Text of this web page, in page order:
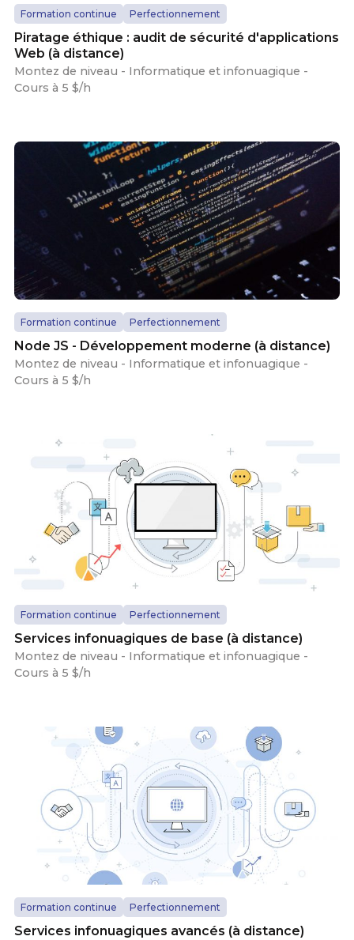
Formation continue Perfectionnement
Piratage éthique : audit de sécurité d'applications
Web (à distance)
Montez de niveau - Informatique et infonuagique -
Cours à 5 $/h
Formation continue Perfectionnement
Node JS - Développement moderne (à distance)
Montez de niveau - Informatique et infonuagique -
Cours à 5 $/h
Formation continue Perfectionnement
Services infonuagiques de base (à distance)
Montez de niveau - Informatique et infonuagique -
Cours à 5 $/h
Formation continue Perfectionnement
Services infonuagiques avancés (à distance)